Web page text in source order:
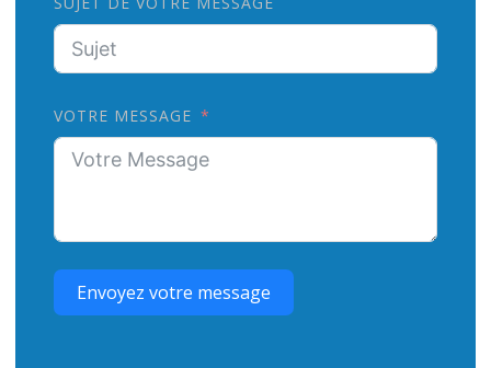
VOTRE MESSAGE
Envoyez votre message